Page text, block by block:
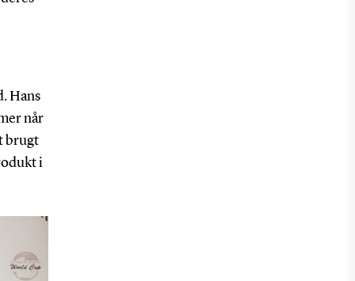
Hans
når
brugt
i